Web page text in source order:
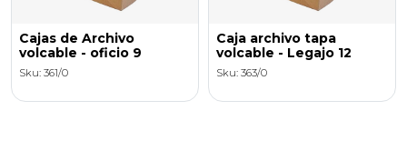
Cajas de Archivo
volcable - oficio 9
Sku: 361/0
Caja archivo tapa
volcable - Legajo 12
Sku: 363/0